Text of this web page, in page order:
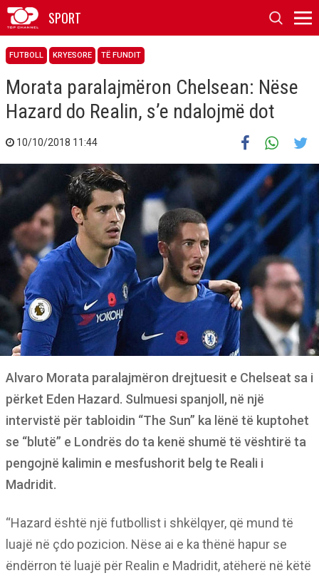
SPORT
FUTBOLL KRYESORE TË FUNDIT
Morata paralajmëron Chelsean: Nëse
Hazard do Realin, s’e ndalojmë dot
10/10/2018 11:44
Alvaro Morata paralajmëron drejtuesit e Chelseat sa i
përket Eden Hazard. Sulmuesi spanjoll, në një
intervistë për tabloidin “The Sun” ka lënë të kuptohet
se “blutë” e Londrës do ta kenë shumë të vështirë ta
pengojnë kalimin e mesfushorit belg te Reali i
Madridit.
“Hazard është një futbollist i shkëlqyer, që mund të
luajë në çdo pozicion. Nëse ai e ka thënë hapur se
ëndërron të luajë për Realin e Madridit, atëherë në këtë